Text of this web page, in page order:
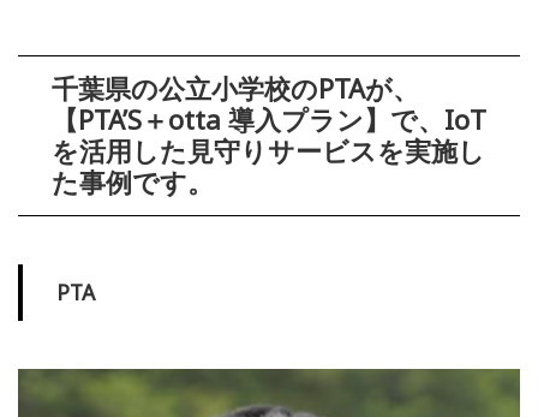
千葉県の公立小学校のPTAが、
【PTA’S＋otta 導入プラン】で、IoT
を活用した見守りサービスを実施し
た事例です。
PTA